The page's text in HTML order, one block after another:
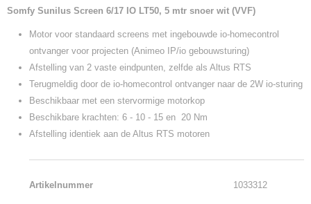
Productcode leverancier
Somfy Sunilus Screen 6/17 IO LT50, 5 mtr snoer wit (VVF)
Motor voor standaard screens met ingebouwde io-homecontrol
ontvanger voor projecten (Animeo IP/io gebouwsturing)
Afstelling van 2 vaste eindpunten, zelfde als Altus RTS
Terugmeldig door de io-homecontrol ontvanger naar de 2W io-sturing
Beschikbaar met een stervormige motorkop
Beschikbare krachten: 6 - 10 - 15 en 20 Nm
Afstelling identiek aan de Altus RTS motoren
Artikelnummer 1033312